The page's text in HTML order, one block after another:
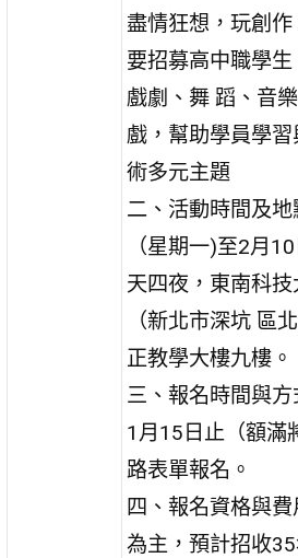
盡情狂想，玩創
要招募高中職學
戲劇、舞 蹈、音
戲，幫助學員學
術多元主題
二、活動時間及
（星期一)至2月
天四夜，東南科
（新北市深坑 區
正教學大樓九樓。
三、報名時間與
1月15日止（額滿
路表單報名。
四、報名資格與
為主，預計招收